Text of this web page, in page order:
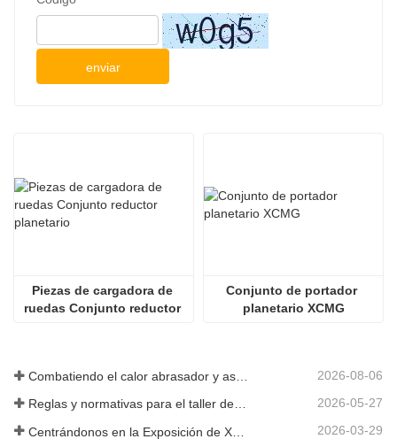
enviar
Piezas de cargadora de
ruedas Conjunto reductor
Conjunto de portador
planetario XCMG
2026-08-06
Reglas y normativas para el taller de producción de piezas de cargadoras ——Shandong Zhaokun Engineering Machinery Co., Ltd 2026-05-27
2026-03-29